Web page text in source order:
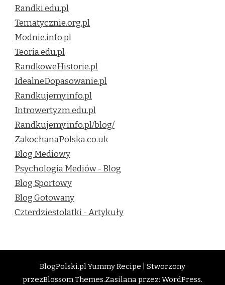
Randki.edu.pl
Tematycznie.org.pl
Modnie.info.pl
Teoria.edu.pl
RandkoweHistorie.pl
IdealneDopasowanie.pl
Randkujemy.info.pl
Introwertyzm.edu.pl
Randkujemy.info.pl/blog/
ZakochanaPolska.co.uk
Blog Mediowy
Psychologia Mediów - Blog
Blog Sportowy
Blog Gotowany
Czterdziestolatki - Artykuły
BlogPolski.plYummy Recipe | Stworzony
przezBlossom Themes.Zasilana przez: WordPress.